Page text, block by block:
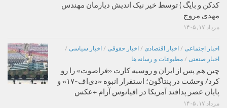
کدکن و بایگ ) توسط خیر نیک اندیش دیارمان مهندس
مهدی مروج
مرداد ۱۷, ۱۴۰۵
اخبار اجتماعی / اخبار اقتصادی / اخبار حقوقی / اخبار سیاسی /
اخبار صنعتی / مطبوعات و رسانه ها
چین هم پس از ایران و روسیه کارت «فراصوت» را رو
کرد/ وحشت در پنتاگون؛ استقرار انبوه «دی‌اف‑۱۷» و
پایان عصر پدافند آمریکا در اقیانوس آرام +عکس
مرداد ۱۷, ۱۴۰۵